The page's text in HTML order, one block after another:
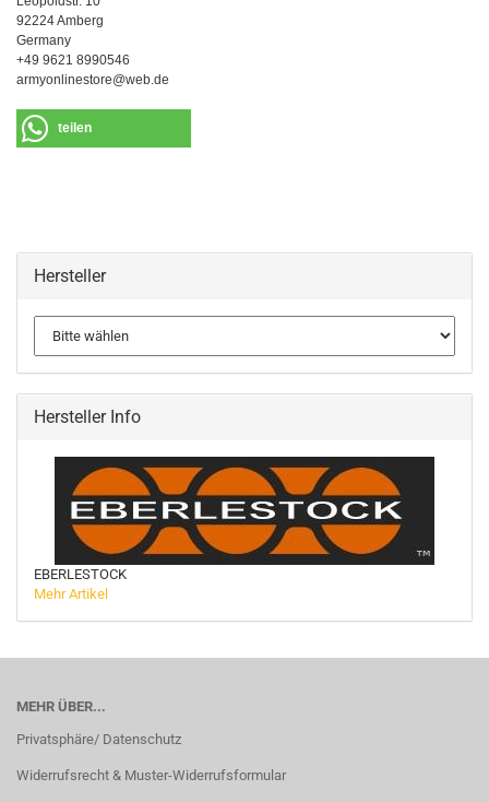
92224 Amberg
Germany
+49 9621 8990546
armyonlinestore@web.de
teilen
Hersteller
Hersteller Info
EBERLESTOCK
Mehr Artikel
MEHR ÜBER...
Privatsphäre/ Datenschutz
Widerrufsrecht & Muster-Widerrufsformular